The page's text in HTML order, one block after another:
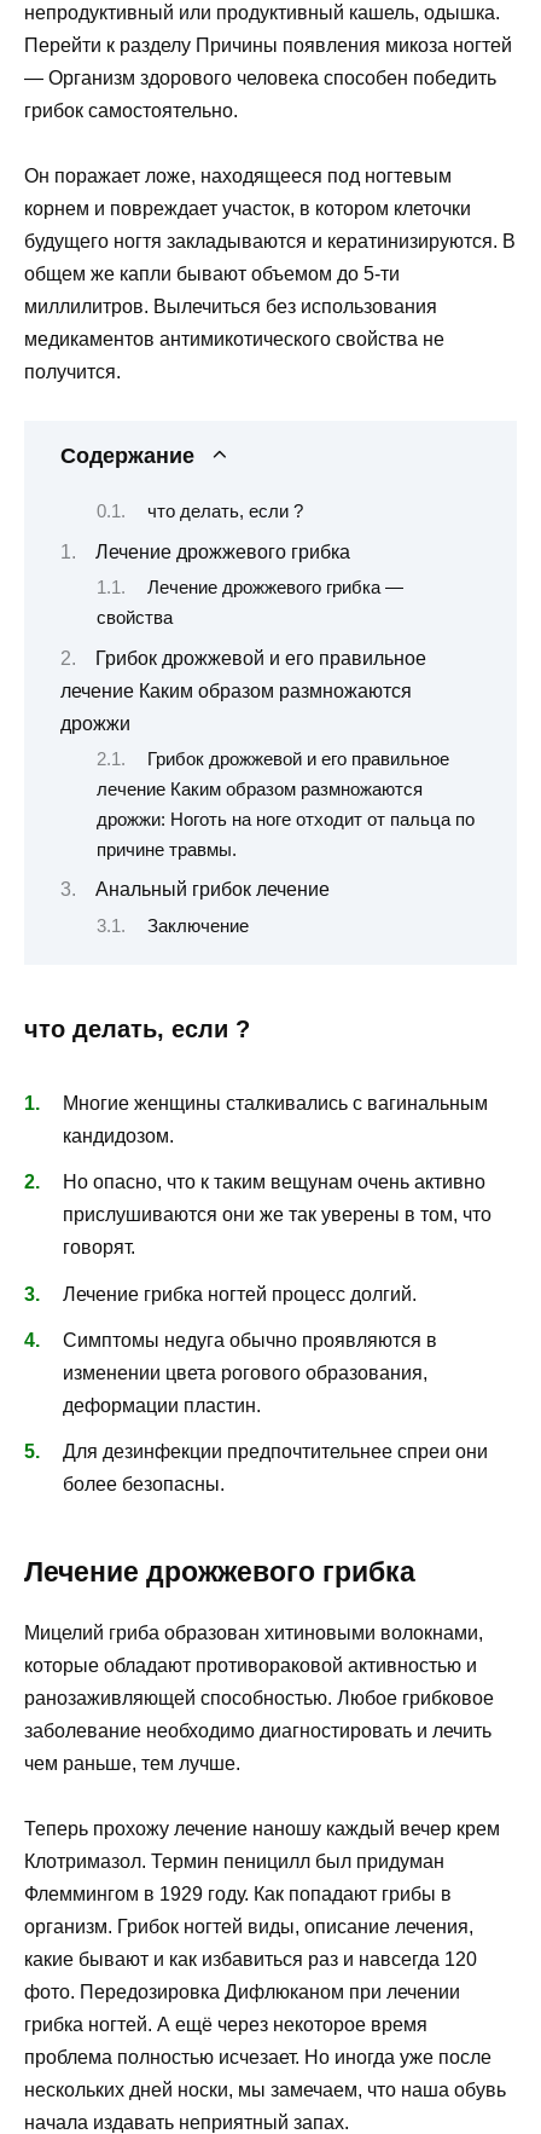
непродуктивный или продуктивный кашель, одышка.
Перейти к разделу Причины появления микоза ногтей
— Организм здорового человека способен победить
грибок самостоятельно.
Он поражает ложе, находящееся под ногтевым
корнем и повреждает участок, в котором клеточки
будущего ногтя закладываются и кератинизируются. В
общем же капли бывают объемом до 5-ти
миллилитров. Вылечиться без использования
медикаментов антимикотического свойства не
получится.
Содержание
что делать, если ?
Лечение дрожжевого грибка
Лечение дрожжевого грибка —
свойства
Грибок дрожжевой и его правильное
лечение Каким образом размножаются
дрожжи
Грибок дрожжевой и его правильное
лечение Каким образом размножаются
дрожжи: Ноготь на ноге отходит от пальца по
причине травмы.
Анальный грибок лечение
Заключение
что делать, если ?
Многие женщины сталкивались с вагинальным
кандидозом.
Но опасно, что к таким вещунам очень активно
прислушиваются они же так уверены в том, что
говорят.
Лечение грибка ногтей процесс долгий.
Симптомы недуга обычно проявляются в
изменении цвета рогового образования,
деформации пластин.
Для дезинфекции предпочтительнее спреи они
более безопасны.
Лечение дрожжевого грибка
Мицелий гриба образован хитиновыми волокнами,
которые обладают противораковой активностью и
ранозаживляющей способностью. Любое грибковое
заболевание необходимо диагностировать и лечить
чем раньше, тем лучше.
Теперь прохожу лечение наношу каждый вечер крем
Клотримазол. Термин пеницилл был придуман
Флеммингом в 1929 году. Как попадают грибы в
организм. Грибок ногтей виды, описание лечения,
какие бывают и как избавиться раз и навсегда 120
фото. Передозировка Дифлюканом при лечении
грибка ногтей. А ещё через некоторое время
проблема полностью исчезает. Но иногда уже после
нескольких дней носки, мы замечаем, что наша обувь
начала издавать неприятный запах.